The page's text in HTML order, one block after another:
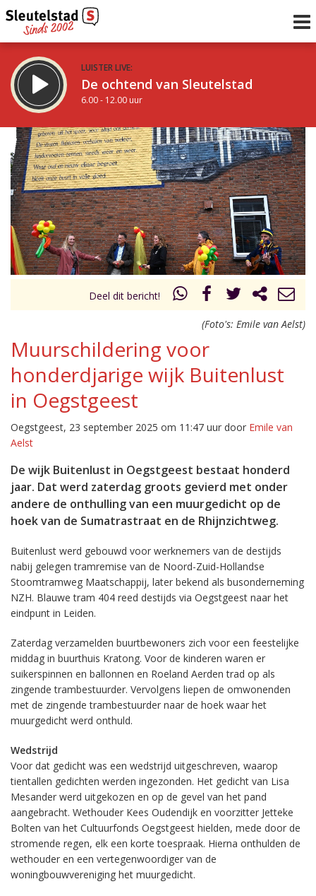
LUISTER LIVE:
De ochtend van Sleutelstad
6.00 - 12.00 uur
STRAKS:
De middag van Sleutelstad
12.00 - 19.00 uur
Vorig uur
uur 1 van 0 Volgend uur
Inklappen
Deel dit bericht!
(Foto's: Emile van Aelst)
Muurschildering voor
honderdjarige wijk Buitenlust
in Oegstgeest
Oegstgeest, 23 september 2025 om 11:47 uur door Emile van
Aelst
De wijk Buitenlust in Oegstgeest bestaat honderd
jaar. Dat werd zaterdag groots gevierd met onder
andere de onthulling van een muurgedicht op de
hoek van de Sumatrastraat en de Rhijnzichtweg.
Buitenlust werd gebouwd voor werknemers van de destijds
nabij gelegen tramremise van de Noord-Zuid-Hollandse
Stoomtramweg Maatschappij, later bekend als busonderneming
NZH. Blauwe tram 404 reed destijds via Oegstgeest naar het
eindpunt in Leiden.
Zaterdag verzamelden buurtbewoners zich voor een feestelijke
middag in buurthuis Kratong. Voor de kinderen waren er
suikerspinnen en ballonnen en Roeland Aerden trad op als
zingende trambestuurder. Vervolgens liepen de omwonenden
met de zingende trambestuurder naar de hoek waar het
muurgedicht werd onthuld.
Wedstrijd
Voor dat gedicht was een wedstrijd uitgeschreven, waarop
tientallen gedichten werden ingezonden. Het gedicht van Lisa
Mesander werd uitgekozen en op de gevel van het pand
aangebracht. Wethouder Kees Oudendijk en voorzitter Jetteke
Bolten van het Cultuurfonds Oegstgeest hielden, mede door de
stromende regen, elk een korte toespraak. Hierna onthulden de
wethouder en een vertegenwoordiger van de
woningbouwvereniging het muurgedicht.